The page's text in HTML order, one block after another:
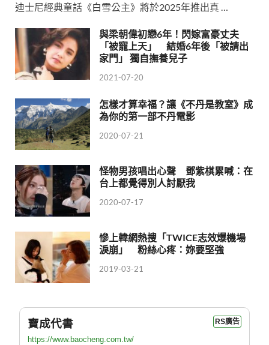
迪士尼經典童話《白雪公主》將於2025年推出真 …
與梁朝偉初戀6年！閃嫁富豪丈夫
「被寵上天」 結婚6年後「被請出
家門」 獨自撫養兒子
2021-07-20
怎樣才算幸福？讓《不丹是教室》成
為你的第一部不丹電影
2020-07-21
怪物男孩唱出心聲 鄧紫棋累喊：在
台上都覺得別人討厭我
2020-07-17
慘上韓網熱搜「TWICE志效爆機場
淚崩」 粉絲心疼：妳要堅強
2019-03-21
寶成代書 RS廣告
https://www.baocheng.com.tw/